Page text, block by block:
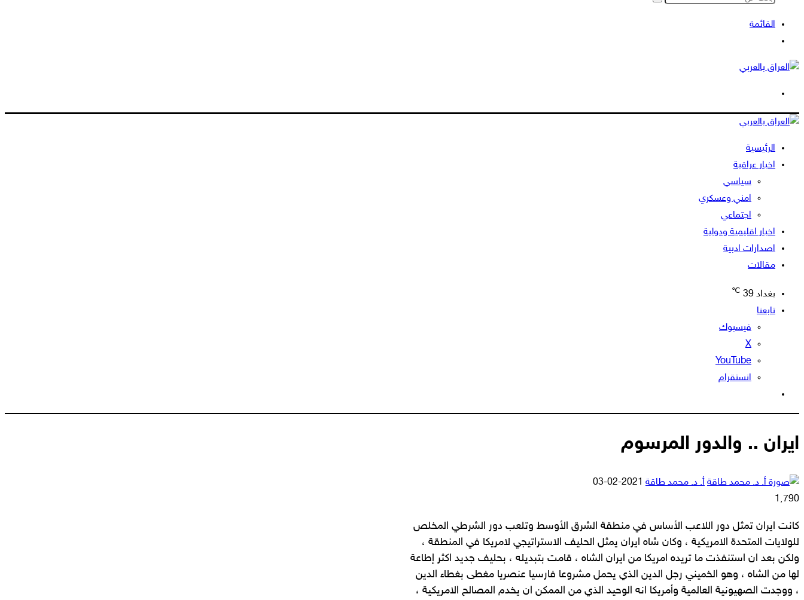
بحث
القائمة
المظلم
الرئيسية
اخبار عراقية
سياسي
امني وعسكري
اجتماعي
اخبار اقليمية ودولية
اصدارات ادبية
مقالات
بغداد 39
℃
تابعنا
فيسبوك
‫X
‫YouTube
انستقرام
المظلم
ايران .. والدور المرسوم
أ. د. محمد طاقة أرسل
2021-02-03
1٬790
كانت ايران تمثل دور اللاعب الأساس في منطقة الشرق الأوسط وتلعب دور الشرطي المخلص
للولايات المتحدة الامريكية ، وكان شاه ايران يمثل الحليف الاستراتيجي لامريكا في المنطقة ،
ولكن بعد ان استنفذت ما تريده امريكا من ايران الشاه ، قامت بتبديله ، بحليف جديد اكثر إطاعة
لها من الشاه ، وهو الخميني رجل الدين الذي يحمل مشروعا فارسيا عنصريا مغطى بغطاء الدين
، ووجدت الصهيونية العالمية وأمريكا انه الوحيد الذي من الممكن ان يخدم المصالح الامريكية ،